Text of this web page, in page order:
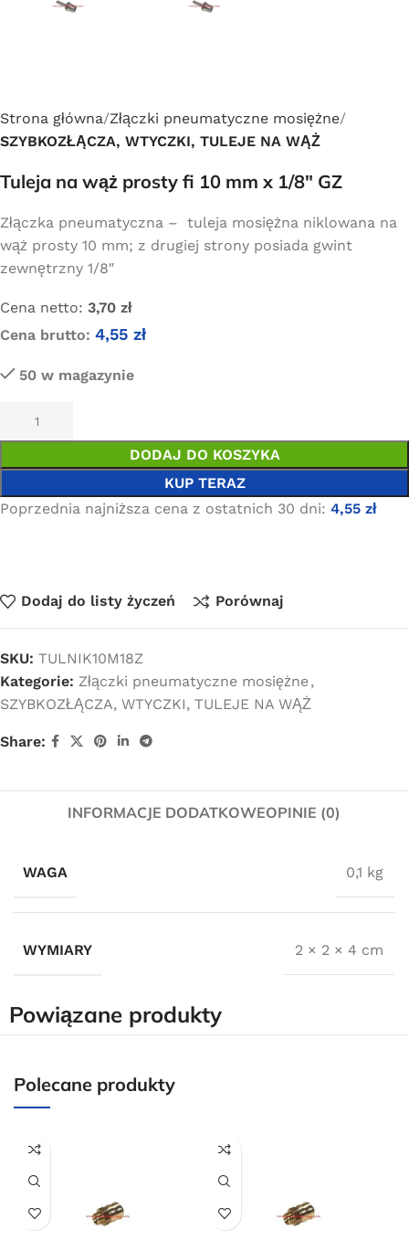
Strona główna Złączki pneumatyczne mosiężne
SZYBKOZŁĄCZA, WTYCZKI, TULEJE NA WĄŻ
Tuleja na wąż prosty fi 10 mm x 1/8″ GZ
Złączka pneumatyczna – tuleja mosiężna niklowana na
wąż prosty 10 mm; z drugiej strony posiada gwint
zewnętrzny 1/8″
Cena netto: 3,70 zł
Cena brutto: 4,55 zł
50 w magazynie
DODAJ DO KOSZYKA
KUP TERAZ
Poprzednia najniższa cena z ostatnich 30 dni: 4,55 zł
Dodaj do listy życzeń Porównaj
SKU: TULNIK10M18Z
Kategorie: Złączki pneumatyczne mosiężne,
SZYBKOZŁĄCZA, WTYCZKI, TULEJE NA WĄŻ
Share:
INFORMACJE DODATKOWEOPINIE (0)
WAGA 0,1 kg
WYMIARY 2 × 2 × 4 cm
Powiązane produkty
Polecane produkty
dla wszystkich zamówień złożonych w sklepie
Oferta ograniczona czasowo